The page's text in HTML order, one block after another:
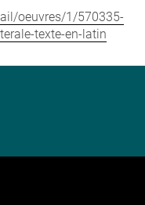
oeuvres/1/570335-
texte-en-latin